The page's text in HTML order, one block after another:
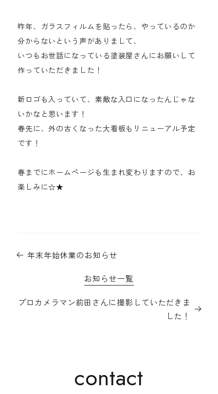
昨年、ガラスフィルムを貼ったら、やっているのか
分からないという声がありまして、
いつもお世話になっている塗装屋さんにお願いして
作っていただきました！
新ロゴも入っていて、素敵な入口になったんじゃな
いかなと思います！
春先に、外の古くなった大看板もリニューアル予定
です！
春までにホームページも生まれ変わりますので、お
楽しみに☆★
年末年始休業のお知らせ
お知らせ一覧
プロカメラマン前田さんに撮影していただきま
した！